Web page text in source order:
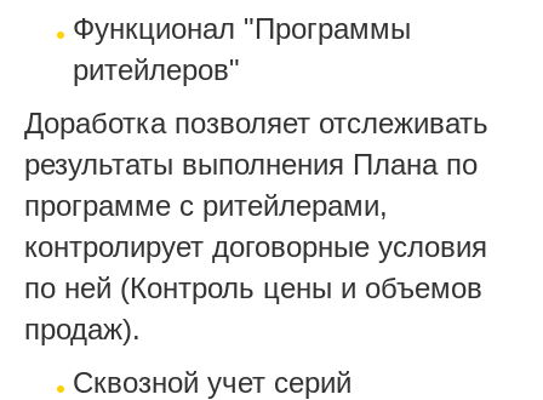
Функционал "Программы
ритейлеров"
Доработка позволяет отслеживать
результаты выполнения Плана по
программе с ритейлерами,
контролирует договорные условия
по ней (Контроль цены и объемов
продаж).
Сквозной учет серий